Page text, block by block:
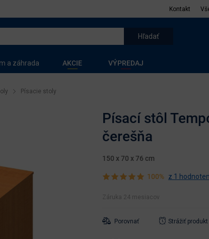
Kontakt
a záhrada AKCIE VÝPREDAJ
Písacie stoly
Písací stôl
čerešňa
150 x 70 x 76 cm
100% z 1
Záruka 24 mesiacov
Porovnať Strážiť produkt